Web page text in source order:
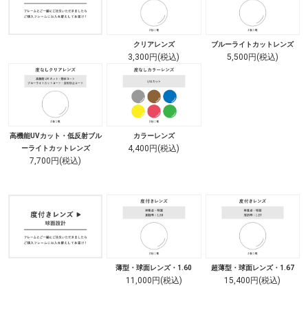
クリアレンズ
3,300円(税込)
ブルーライトカットレンズ
5,500円(税込)
高機能UVカット・低反射ブル
ーライトカットレンズ
7,700円(税込)
カラーレンズ
4,400円(税込)
薄型・球面レンズ・1.60
11,000円(税込)
超薄型・球面レンズ・1.67
15,400円(税込)